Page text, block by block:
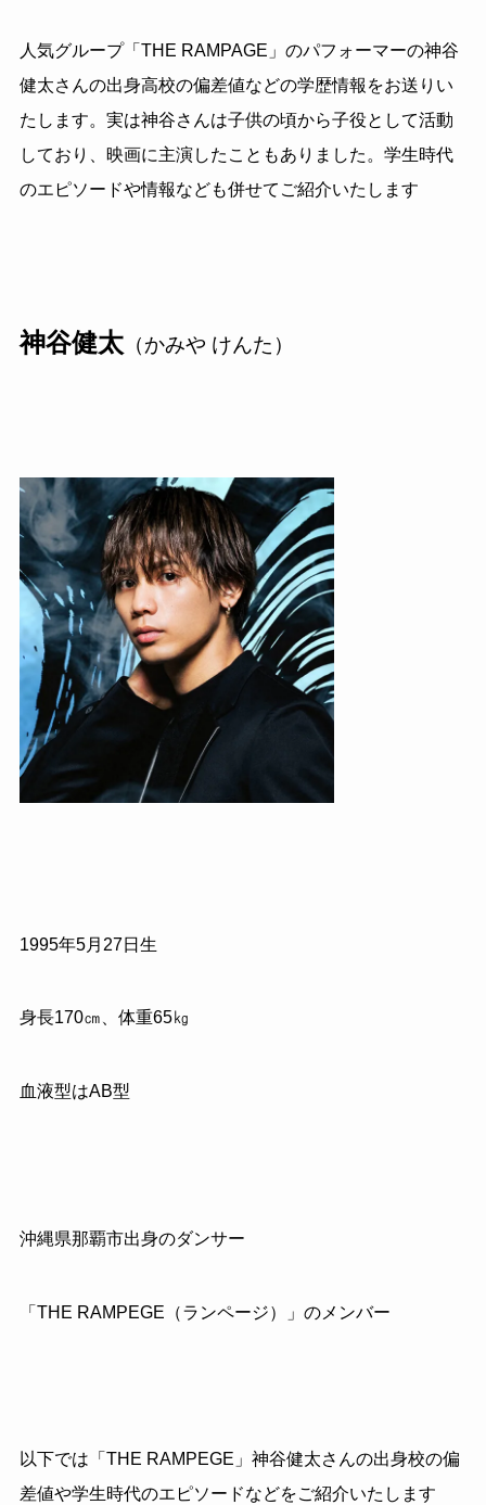
人気グループ「THE RAMPAGE」のパフォーマーの神谷
健太さんの出身高校の偏差値などの学歴情報をお送りい
たします。実は神谷さんは子供の頃から子役として活動
しており、映画に主演したこともありました。学生時代
のエピソードや情報なども併せてご紹介いたします
神谷健太（かみや けんた）
1995年5月27日生
身長170㎝、体重65㎏
血液型はAB型
沖縄県那覇市出身のダンサー
「THE RAMPEGE（ランページ）」のメンバー
以下では「THE RAMPEGE」神谷健太さんの出身校の偏
差値や学生時代のエピソードなどをご紹介いたします